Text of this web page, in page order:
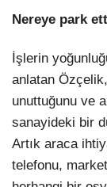
Nereye park
İşlerin
anlatan Özçelik,
unuttuğunu ve
sanayideki bir
Artık araca
telefonu,